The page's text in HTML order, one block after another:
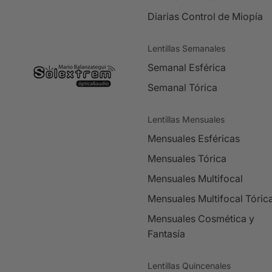
Diarias Control de Miopía
Lentillas Semanales
Semanal Esférica
Semanal Tórica
Lentillas Mensuales
Mensuales Esféricas
Mensuales Tórica
Mensuales Multifocal
Mensuales Multifocal
Mensuales Cosmética y
Fantasía
Lentillas Quincenales